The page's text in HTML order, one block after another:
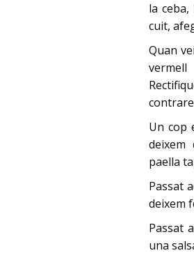
la
cuit,
Quan
Un cop
paella
Passat
deixem
Passat
una